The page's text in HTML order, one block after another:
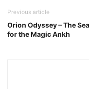
Previous article
Orion Odyssey – The
for the Magic Ankh